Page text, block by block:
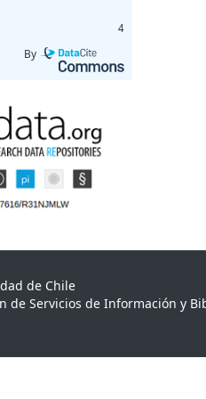
4
By
de Chile
de Servicios de Información y